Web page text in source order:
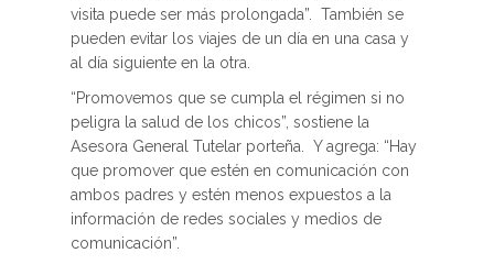
visita puede ser más prolongada”. También se
pueden evitar los viajes de un día en una casa y
al día siguiente en la otra.
“Promovemos que se cumpla el régimen si no
peligra la salud de los chicos”, sostiene la
Asesora General Tutelar porteña. Y agrega: “Hay
que promover que estén en comunicación con
ambos padres y estén menos expuestos a la
información de redes sociales y medios de
comunicación”.